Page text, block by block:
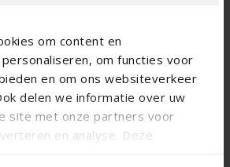
om content en
om functies voor
en om ons websiteverkeer
delen we informatie over uw
site met onze partners voor
en analyse. Deze